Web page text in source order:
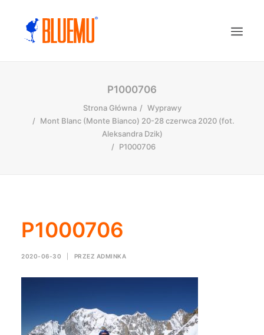
P1000706
Strona Główna
Wyprawy
Mont Blanc (Monte Bianco) 20-28 czerwca 2020 (fot.
Aleksandra Dzik)
P1000706
P1000706
2020-06-30 PRZEZ ADMINKA